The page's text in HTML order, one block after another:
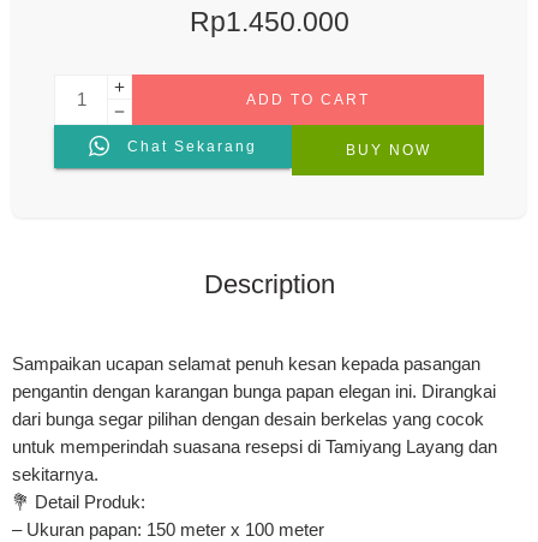
Rp1.450.000
ADD TO CART
Chat Sekarang BUY NOW
Description
Sampaikan ucapan selamat penuh kesan kepada pasangan
pengantin dengan karangan bunga papan elegan ini. Dirangkai
dari bunga segar pilihan dengan desain berkelas yang cocok
untuk memperindah suasana resepsi di Tamiyang Layang dan
sekitarnya.
💐 Detail Produk:
– Ukuran papan: 150 meter x 100 meter